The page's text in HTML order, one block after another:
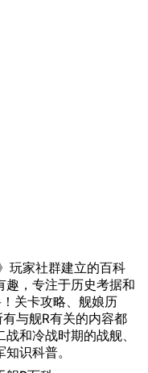
册
馆
玩家社群建立的百科
趣，专注于历史考据和
关卡攻略、舰娘历
与舰R有关的内容都
和冷战时期的战舰、
识科普。